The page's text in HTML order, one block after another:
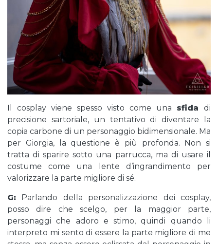
Il cosplay viene spesso visto come una sfida di
precisione sartoriale, un tentativo di diventare la
copia carbone di un personaggio bidimensionale. Ma
per Giorgia, la questione è più profonda. Non si
tratta di sparire sotto una parrucca, ma di usare il
costume come una lente d’ingrandimento per
valorizzare la parte migliore di sé.
G: Parlando della personalizzazione dei cosplay,
posso dire che scelgo, per la maggior parte,
personaggi che adoro e stimo, quindi quando li
interpreto mi sento di essere la parte migliore di me